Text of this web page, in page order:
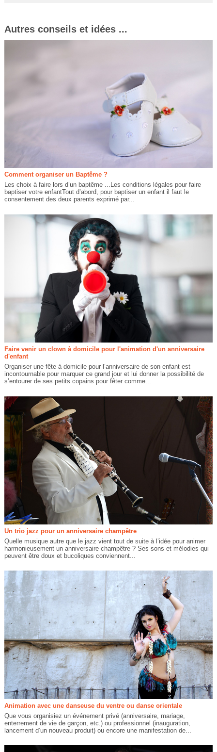
Autres conseils et idées ...
Comment organiser un Baptême ?
Les choix à faire lors d’un baptême ...Les conditions légales pour faire
baptiser votre enfantTout d’abord, pour baptiser un enfant il faut le
consentement des deux parents exprimé par...
Faire venir un clown à domicile pour l'animation d'un anniversaire
d'enfant
Organiser une fête à domicile pour l’anniversaire de son enfant est
incontournable pour marquer ce grand jour et lui donner la possibilité de
s’entourer de ses petits copains pour fêter comme...
Un trio jazz pour un anniversaire champêtre
Quelle musique autre que le jazz vient tout de suite à l’idée pour animer
harmonieusement un anniversaire champêtre ? Ses sons et mélodies qui
peuvent être doux et bucoliques conviennent...
Animation avec une danseuse du ventre ou danse orientale
Que vous organisiez un événement privé (anniversaire, mariage,
enterrement de vie de garçon, etc.) ou professionnel (inauguration,
lancement d’un nouveau produit) ou encore une manifestation de...